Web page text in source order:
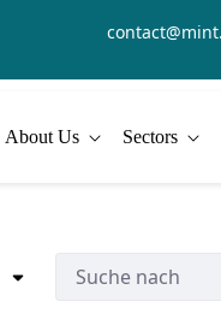
About Us Sectors